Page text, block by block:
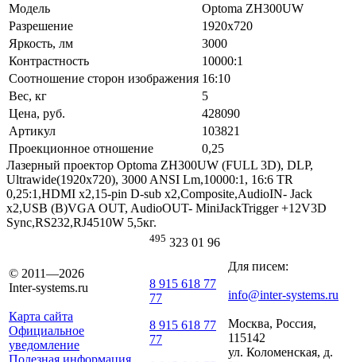
Модель
Optoma ZH300UW
Разрешение
1920x720
Яркость, лм
3000
Контрастность
10000:1
Соотношение сторон изображения 16:10
Вес, кг
5
Цена, руб.
428090
Артикул
103821
Проекционное отношение
0,25
Лазерный проектор Optoma ZH300UW (FULL 3D), DLP,
Ultrawide(1920x720), 3000 ANSI Lm,10000:1, 16:6 TR
0,25:1,HDMI x2,15-pin D-sub x2,Composite,AudioIN- Jack
x2,USB (B)VGA OUT, AudioOUT- MiniJackTrigger +12V3D
Sync,RS232,RJ4510W 5,5кг.
© 2011—2026
Inter-systems.ru
Карта сайта
Официальное
уведомление
Полезная информация
495 323 01 96
8 915 618 77
77
8 915 618 77
77
Для писем:
info@inter-systems.ru
Москва, Россия,
115142
ул. Коломенская, д.